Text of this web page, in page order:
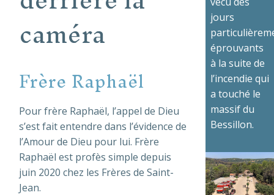
caméra
Frère Raphaël
Pour frère Raphaël, l’appel de Dieu
s’est fait entendre dans l’évidence de
l’Amour de Dieu pour lui. Frère
Raphaël est profès simple depuis
juin 2020 chez les Frères de Saint-
Jean.
jours
éprouvants
à la suite de
l’incendie qui
a touché le
massif du
Bessillon.